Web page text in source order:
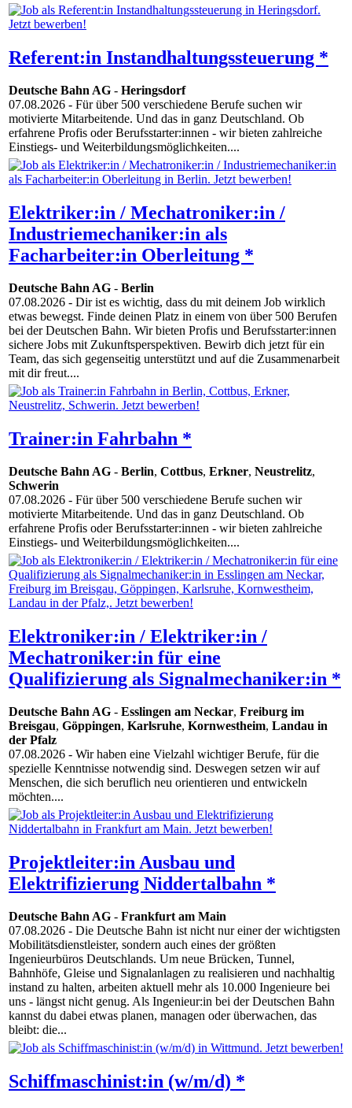
Referent:in Instandhaltungssteuerung *
Deutsche Bahn AG - Heringsdorf
07.08.2026 - Für über 500 verschiedene Berufe suchen wir
motivierte Mitarbeitende. Und das in ganz Deutschland. Ob
erfahrene Profis oder Berufsstarter:innen - wir bieten zahlreiche
Einstiegs- und Weiterbildungsmöglichkeiten....
Elektriker:in / Mechatroniker:in /
Industriemechaniker:in als
Facharbeiter:in Oberleitung *
Deutsche Bahn AG - Berlin
07.08.2026 - Dir ist es wichtig, dass du mit deinem Job wirklich
etwas bewegst. Finde deinen Platz in einem von über 500 Berufen
bei der Deutschen Bahn. Wir bieten Profis und Berufsstarter:innen
sichere Jobs mit Zukunftsperspektiven. Bewirb dich jetzt für ein
Team, das sich gegenseitig unterstützt und auf die Zusammenarbeit
mit dir freut....
Trainer:in Fahrbahn *
Deutsche Bahn AG - Berlin, Cottbus, Erkner, Neustrelitz,
Schwerin
07.08.2026 - Für über 500 verschiedene Berufe suchen wir
motivierte Mitarbeitende. Und das in ganz Deutschland. Ob
erfahrene Profis oder Berufsstarter:innen - wir bieten zahlreiche
Einstiegs- und Weiterbildungsmöglichkeiten....
Elektroniker:in / Elektriker:in /
Mechatroniker:in für eine
Qualifizierung als Signalmechaniker:in *
Deutsche Bahn AG - Esslingen am Neckar, Freiburg im
Breisgau, Göppingen, Karlsruhe, Kornwestheim, Landau in
der Pfalz
07.08.2026 - Wir haben eine Vielzahl wichtiger Berufe, für die
spezielle Kenntnisse notwendig sind. Deswegen setzen wir auf
Menschen, die sich beruflich neu orientieren und entwickeln
möchten....
Projektleiter:in Ausbau und
Elektrifizierung Niddertalbahn *
Deutsche Bahn AG - Frankfurt am Main
07.08.2026 - Die Deutsche Bahn ist nicht nur einer der wichtigsten
Mobilitätsdienstleister, sondern auch eines der größten
Ingenieurbüros Deutschlands. Um neue Brücken, Tunnel,
Bahnhöfe, Gleise und Signalanlagen zu realisieren und nachhaltig
instand zu halten, arbeiten aktuell mehr als 10.000 Ingenieure bei
uns - längst nicht genug. Als Ingenieur:in bei der Deutschen Bahn
kannst du dabei etwas planen, managen oder überwachen, das
bleibt: die...
Schiffmaschinist:in (w/m/d) *